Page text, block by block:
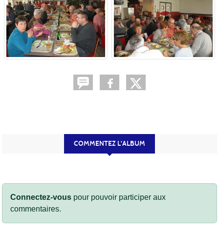
COMMENTEZ L'ALBUM
Connectez-vous pour pouvoir participer aux
commentaires.